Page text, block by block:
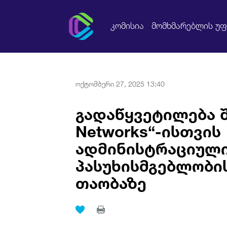
კომისია მომხმარებლის
ოქტომბერი 27, 2025 13:40
გადაწყვეტილება
Networks“-ისთვის
თაობაზე